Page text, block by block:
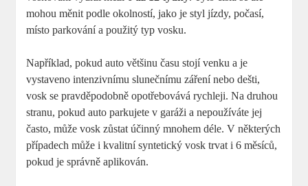
mohou měnit podle okolností, jako je styl jízdy, počasí,
místo ⁣parkování a použitý typ vosku.
Například, pokud⁢ auto většinu času stojí venku a je
vystaveno intenzivnímu slunečnímu záření nebo dešti,
vosk se pravděpodobně opotřebovává rychleji.​ Na druhou
stranu, pokud auto‍ parkujete v garáži a nepoužíváte ⁢jej
často, může vosk zůstat účinný mnohem déle. V některých
případech může i ⁣kvalitní syntetický vosk trvat ​i 6 měsíců,
pokud ​je správně aplikován.